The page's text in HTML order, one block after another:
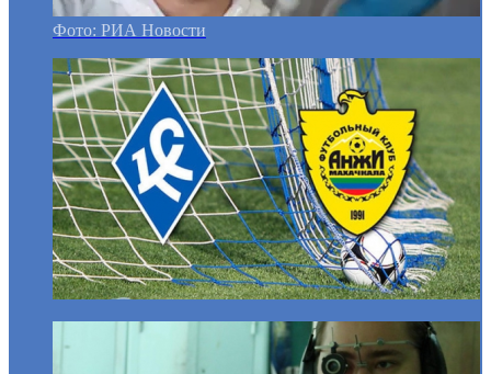
Фото: РИА Новости